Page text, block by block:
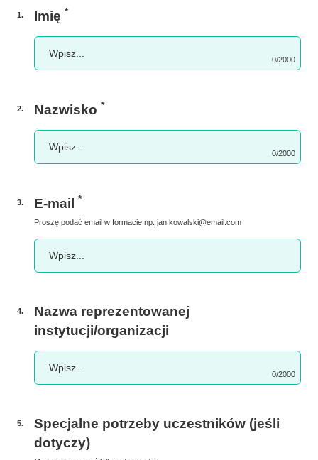
1. Imię *
0/2000
2. Nazwisko *
0/2000
3. E-mail *
Proszę podać email w formacie np. jan.kowalski@email.com
4.
Nazwa reprezentowanej
instytucji/organizacji
0/2000
5.
Specjalne potrzeby uczestników (jeśli
dotyczy)